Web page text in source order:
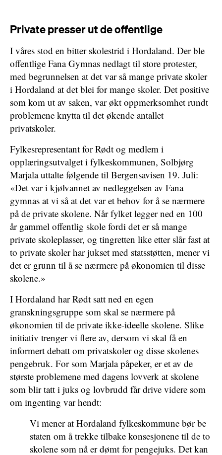
Private presser ut de offentlige
I våres stod en bitter skolestrid i Hordaland. Der ble
offentlige Fana Gymnas nedlagt til store protester,
med begrunnelsen at det var så mange private skoler
i Hordaland at det blei for mange skoler. Det positive
som kom ut av saken, var økt oppmerksomhet rundt
problemene knytta til det økende antallet
privatskoler.
Fylkesrepresentant for Rødt og medlem i
opplæringsutvalget i fylkeskommunen, Solbjørg
Marjala uttalte følgende til Bergensavisen 19. Juli:
«Det var i kjølvannet av nedleggelsen av Fana
gymnas at vi så at det var et behov for å se nærmere
på de private skolene. Når fylket legger ned en 100
år gammel offentlig skole fordi det er så mange
private skoleplasser, og tingretten like etter slår fast at
to private skoler har jukset med statsstøtten, mener vi
det er grunn til å se nærmere på økonomien til disse
skolene.»
I Hordaland har Rødt satt ned en egen
granskningsgruppe som skal se nærmere på
økonomien til de private ikke-ideelle skolene. Slike
initiativ trenger vi flere av, dersom vi skal få en
informert debatt om privatskoler og disse skolenes
pengebruk. For som Marjala påpeker, er et av de
største problemene med dagens lovverk at skolene
som blir tatt i juks og lovbrudd får drive videre som
om ingenting var hendt:
Vi mener at Hordaland fylkeskommune bør be
staten om å trekke tilbake konsesjonene til de to
skolene som nå er dømt for pengejuks. Det kan